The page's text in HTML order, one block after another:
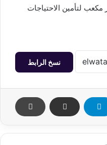
2190 مليون متر مكعب لتأمين الاحتياجات
نسخ الرابط